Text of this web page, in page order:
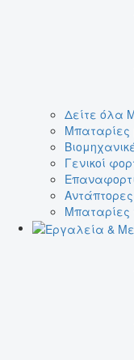
Δείτε όλα
Μπαταρίες
Γενικοί
Μπαταρίες